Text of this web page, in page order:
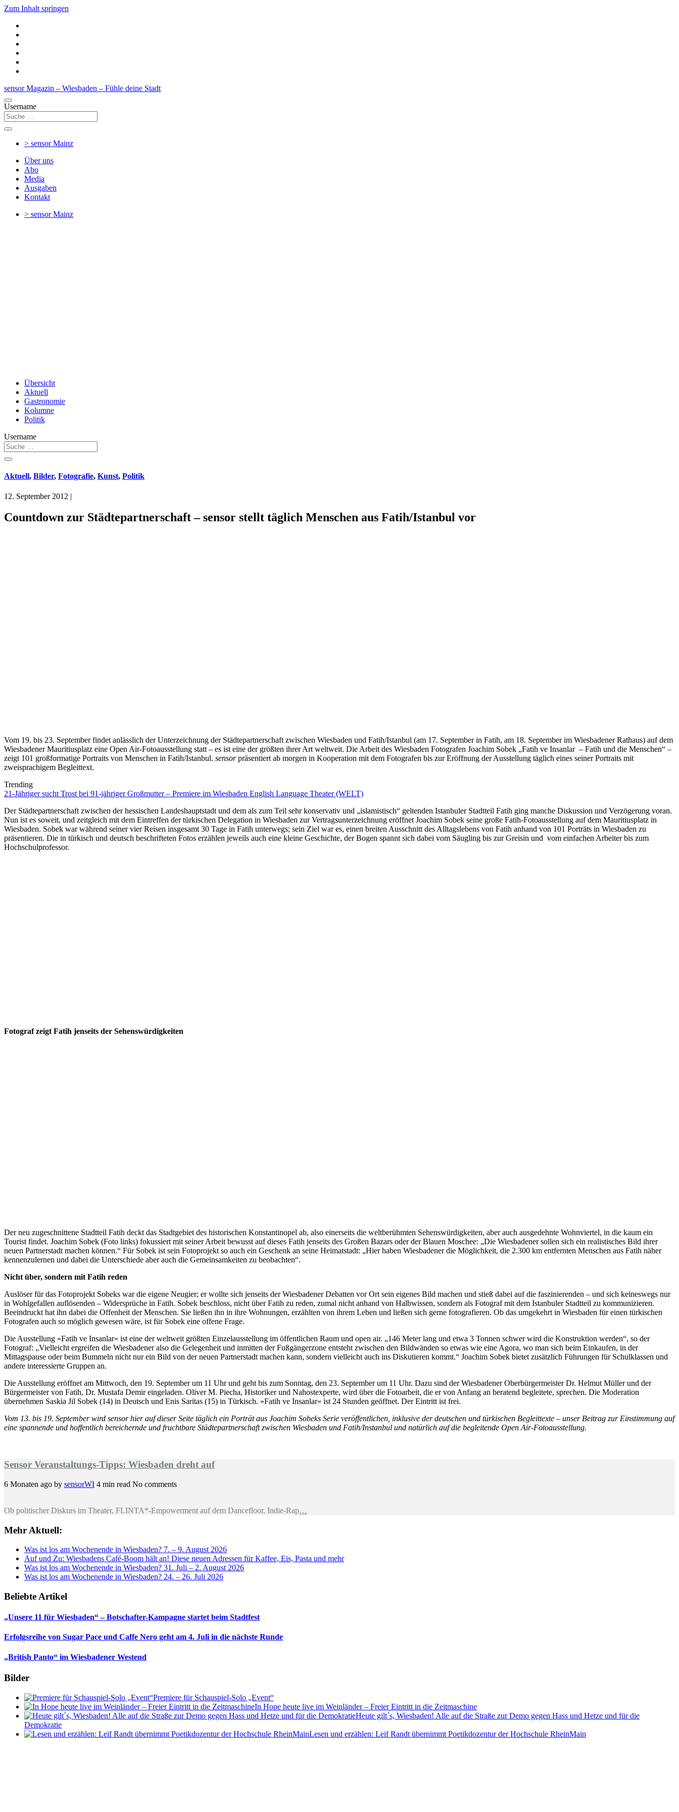
Zum Inhalt springen
sensor Magazin – Wiesbaden – Fühle deine Stadt
Username
> sensorMainz
Über uns
Abo
Media
Ausgaben
Kontakt
> sensorMainz
Übersicht
Aktuell
Gastronomie
Kolumne
Politik
Username
Aktuell, Bilder, Fotografie, Kunst, Politik
12. September 2012 |
Countdown zur Städtepartnerschaft – sensor stellt täglich Menschen aus Fatih/Istanbul vor
Vom 19. bis 23. September findet anlässlich der Unterzeichnung der Städtepartnerschaft zwischen Wiesbaden und Fatih/Istanbul (am 17. September in Fatih, am 18. September im Wiesbadener Rathaus) auf dem
Wiesbadener Mauritiusplatz eine Open Air-Fotoausstellung statt – es ist eine der größten ihrer Art weltweit. Die Arbeit des Wiesbaden Fotografen Joachim Sobek „Fatih ve Insanlar – Fatih und die Menschen“ –
zeigt 101 großformatige Portraits von Menschen in Fatih/Istanbul. sensorpräsentiert ab morgen in Kooperation mit dem Fotografen bis zur Eröffnung der Ausstellung täglich eines seiner Portraits mit
zweisprachigem Begleittext.
Trending
21-Jähriger sucht Trost bei 91-jähriger Großmutter – Premiere im Wiesbaden English Language Theater (WELT)
Der Städtepartnerschaft zwischen der hessischen Landeshauptstadt und dem als zum Teil sehr konservativ und „islamistisch“ geltenden Istanbuler Stadtteil Fatih ging manche Diskussion und Verzögerung voran.
Nun ist es soweit, und zeitgleich mit dem Eintreffen der türkischen Delegation in Wiesbaden zur Vertragsunterzeichnung eröffnet Joachim Sobek seine große Fatih-Fotoausstellung auf dem Mauritiusplatz in
Wiesbaden. Sobek war während seiner vier Reisen insgesamt 30 Tage in Fatih unterwegs; sein Ziel war es, einen breiten Ausschnitt des Alltagslebens von Fatih anhand von 101 Porträts in Wiesbaden zu
präsentieren. Die in türkisch und deutsch beschrifteten Fotos erzählen jeweils auch eine kleine Geschichte, der Bogen spannt sich dabei vom Säugling bis zur Greisin und vom einfachen Arbeiter bis zum
Hochschulprofessor.
Fotograf zeigt Fatih jenseits der Sehenswürdigkeiten
Der neu zugeschnittene Stadtteil Fatih deckt das Stadtgebiet des historischen Konstantinopel ab, also einerseits die weltberühmten Sehenswürdigkeiten, aber auch ausgedehnte Wohnviertel, in die kaum ein
Tourist findet. Joachim Sobek (Foto links) fokussiert mit seiner Arbeit bewusst auf dieses Fatih jenseits des Großen Bazars oder der Blauen Moschee: „Die Wiesbadener sollen sich ein realistisches Bild ihrer
neuen Partnerstadt machen können.“ Für Sobek ist sein Fotoprojekt so auch ein Geschenk an seine Heimatstadt: „Hier haben Wiesbadener die Möglichkeit, die 2.300 km entfernten Menschen aus Fatih näher
kennenzulernen und dabei die Unterschiede aber auch die Gemeinsamkeiten zu beobachten“.
Nicht über, sondern mit Fatih reden
Auslöser für das Fotoprojekt Sobeks war die eigene Neugier; er wollte sich jenseits der Wiesbadener Debatten vor Ort sein eigenes Bild machen und stieß dabei auf die faszinierenden – und sich keineswegs nur
in Wohlgefallen auflösenden – Widersprüche in Fatih. Sobek beschloss, nicht über Fatih zu reden, zumal nicht anhand von Halbwissen, sondern als Fotograf mit dem Istanbuler Stadtteil zu kommunizieren.
Beeindruckt hat ihn dabei die Offenheit der Menschen. Sie ließen ihn in ihre Wohnungen, erzählten von ihrem Leben und ließen sich gerne fotografieren. Ob das umgekehrt in Wiesbaden für einen türkischen
Fotografen auch so möglich gewesen wäre, ist für Sobek eine offene Frage.
Die Ausstellung »Fatih ve Insanlar« ist eine der weltweit größten Einzelausstellung im öffentlichen Raum und open air. „146 Meter lang und etwa 3 Tonnen schwer wird die Konstruktion werden“, so der
Fotograf: „Vielleicht ergreifen die Wiesbadener also die Gelegenheit und inmitten der Fußgängerzone entsteht zwischen den Bildwänden so etwas wie eine Agora, wo man sich beim Einkaufen, in der
Mittagspause oder beim Bummeln nicht nur ein Bild von der neuen Partnerstadt machen kann, sondern vielleicht auch ins Diskutieren kommt.“ Joachim Sobek bietet zusätzlich Führungen für Schulklassen und
andere interessierte Gruppen an.
Die Ausstellung eröffnet am Mittwoch, den 19. September um 11 Uhr und geht bis zum Sonntag, den 23. September um 11 Uhr. Dazu sind der Wiesbadener Oberbürgermeister Dr. Helmut Müller und der
Bürgermeister von Fatih, Dr. Mustafa Demir eingeladen. Oliver M. Piecha, Historiker und Nahostexperte, wird über die Fotoarbeit, die er von Anfang an beratend begleitete, sprechen. Die Moderation
übernehmen Saskia Jil Sobek (14) in Deutsch und Enis Saritas (15) in Türkisch. »Fatih ve Insanlar« ist 24 Stunden geöffnet. Der Eintritt ist frei.
Vom 13. bis 19. September wird sensor hier auf dieser Seite täglich ein Porträt aus Joachim Sobeks Serie veröffentlichen, inklusive der deutschen und türkischen Begleittexte – unser Beitrag zur Einstimmung auf
eine spannende und hoffentlich bereichernde und fruchtbare Städtepartnerschaft zwischen Wiesbaden und Fatih/Instanbul und natürlich auf die begleitende Open Air-Fotoausstellung.
Sensor Veranstaltungs-Tipps: Wiesbaden dreht auf
6 Monaten ago by sensorWI 4 min read No comments
Ob politischer Diskurs im Theater, FLINTA*-Empowerment auf dem Dancefloor, Indie-Rap…
Mehr Aktuell:
Was ist los am Wochenende in Wiesbaden? 7. – 9. August 2026
Auf und Zu: Wiesbadens Café-Boom hält an! Diese neuen Adressen für Kaffee, Eis, Pasta und mehr
Was ist los am Wochenende in Wiesbaden? 31. Juli – 2. August 2026
Was ist los am Wochenende in Wiesbaden? 24. – 26. Juli 2026
Beliebte Artikel
„Unsere 11 für Wiesbaden“ – Botschafter-Kampagne startet beim Stadtfest
Erfolgsreihe von Sugar Pace und Caffe Nero geht am 4. Juli in die nächste Runde
„British Panto“ im Wiesbadener Westend
Bilder
Premiere für Schauspiel-Solo „Event“
In Hope heute live im Weinländer – Freier Eintritt in die Zeitmaschine
Heute gilt´s, Wiesbaden! Alle auf die Straße zur Demo gegen Hass und Hetze und für die
Demokratie
Lesen und erzählen: Leif Randt übernimmt Poetikdozentur der Hochschule RheinMain